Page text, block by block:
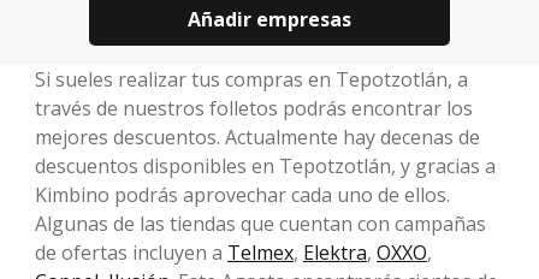
Añadir empresas
Si sueles realizar tus compras en Tepotzotlán, a
través de nuestros folletos podrás encontrar los
mejores descuentos. Actualmente hay decenas de
descuentos disponibles en Tepotzotlán, y gracias a
Kimbino podrás aprovechar cada uno de ellos.
Algunas de las tiendas que cuentan con campañas
de ofertas incluyen a Telmex, Elektra, OXXO,